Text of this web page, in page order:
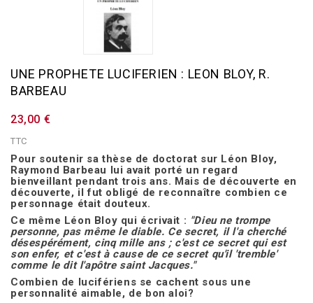
UNE PROPHETE LUCIFERIEN : LEON BLOY, R.
BARBEAU
23,00 €
TTC
Pour soutenir sa thèse de doctorat sur Léon Bloy,
Raymond Barbeau lui avait porté un regard
bienveillant pendant trois ans. Mais de découverte en
découverte, il fut obligé de reconnaître combien ce
personnage était douteux.
Ce même Léon Bloy qui écrivait : "Dieu ne trompe
personne, pas même le diable. Ce secret, il l'a cherché
désespérément, cinq mille ans ; c'est ce secret qui est
son enfer, et c'est à cause de ce secret qu'il 'tremble'
comme le dit l'apôtre saint Jacques."
Combien de lucifériens se cachent sous une
personnalité aimable, de bon aloi?